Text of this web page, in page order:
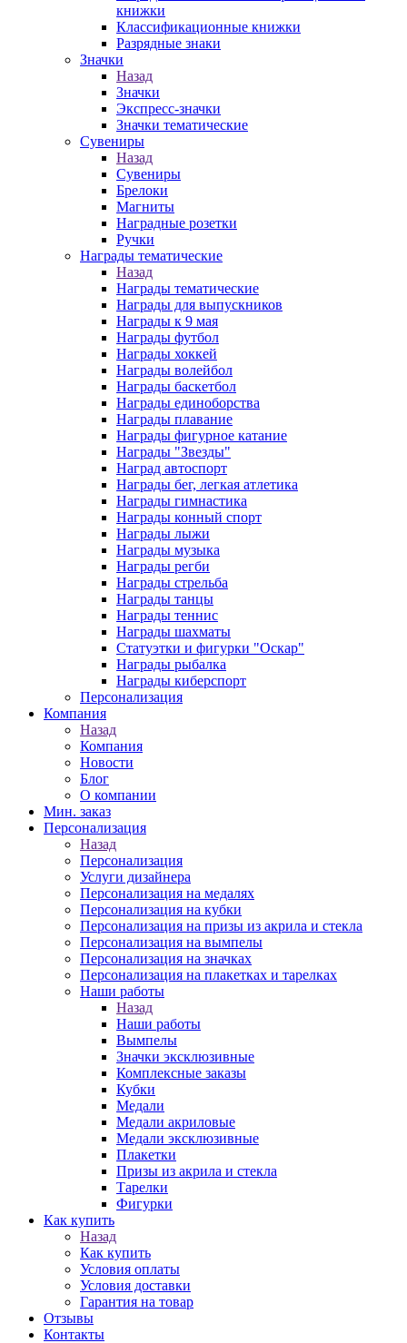
книжки
Классификационные книжки
Разрядные знаки
Значки
Назад
Значки
Экспресс-значки
Значки тематические
Сувениры
Назад
Сувениры
Брелоки
Магниты
Наградные розетки
Ручки
Награды тематические
Назад
Награды тематические
Награды для выпускников
Награды к 9 мая
Награды футбол
Награды хоккей
Награды волейбол
Награды баскетбол
Награды единоборства
Награды плавание
Награды фигурное катание
Награды "Звезды"
Наград автоспорт
Награды бег, легкая атлетика
Награды гимнастика
Награды конный спорт
Награды лыжи
Награды музыка
Награды регби
Награды стрельба
Награды танцы
Награды теннис
Награды шахматы
Статуэтки и фигурки "Оскар"
Награды рыбалка
Награды киберспорт
Персонализация
Компания
Назад
Компания
Новости
Блог
О компании
Мин. заказ
Персонализация
Назад
Персонализация
Услуги дизайнера
Персонализация на медалях
Персонализация на кубки
Персонализация на призы из акрила и стекла
Персонализация на вымпелы
Персонализация на значках
Персонализация на плакетках и тарелках
Наши работы
Назад
Наши работы
Вымпелы
Значки эксклюзивные
Комплексные заказы
Кубки
Медали
Медали акриловые
Медали эксклюзивные
Плакетки
Призы из акрила и стекла
Тарелки
Фигурки
Как купить
Назад
Как купить
Условия оплаты
Условия доставки
Гарантия на товар
Отзывы
Контакты